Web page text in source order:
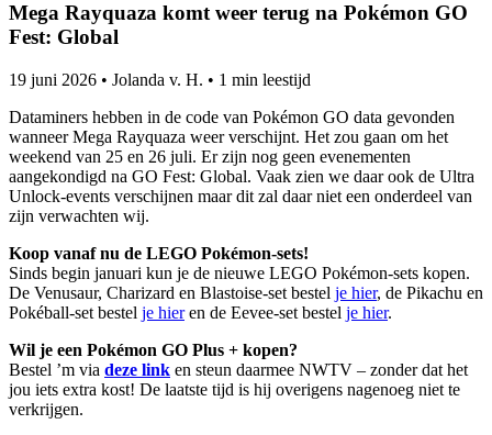
Mega Rayquaza komt weer terug na Pokémon GO
Fest: Global
19 juni 2026 • Jolanda v. H. • 1 min leestijd
Dataminers hebben in de code van Pokémon GO data gevonden
wanneer Mega Rayquaza weer verschijnt. Het zou gaan om het
weekend van 25 en 26 juli. Er zijn nog geen evenementen
aangekondigd na GO Fest: Global. Vaak zien we daar ook de Ultra
Unlock-events verschijnen maar dit zal daar niet een onderdeel van
zijn verwachten wij.
Koop vanaf nu de LEGO Pokémon-sets!
Sinds begin januari kun je de nieuwe LEGO Pokémon-sets kopen.
De Venusaur, Charizard en Blastoise-set bestel je hier, de Pikachu en
Pokéball-set bestel je hieren de Eevee-set bestel je hier.
Wil je een Pokémon GO Plus + kopen?
Bestel ’m via deze link en steun daarmee NWTV – zonder dat het
jou iets extra kost! De laatste tijd is hij overigens nagenoeg niet te
verkrijgen.